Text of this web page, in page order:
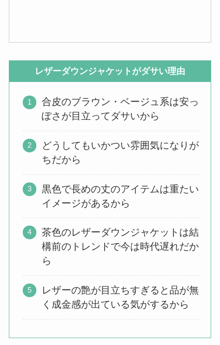
レザーダウンジャケットがダサい理由
合皮のブラウン・ベージュ系は安っ
ぽさが目立ってダサいから
どうしてもいかつい雰囲気になりが
ちだから
黒色で長めの丈のアイテムは重たい
イメージがあるから
茶色のレザーダウンジャケットは結
構前のトレンドで今は時代遅れだか
ら
レザーの艶が目立ちすぎると品が無
く成金感が出ている気がするから